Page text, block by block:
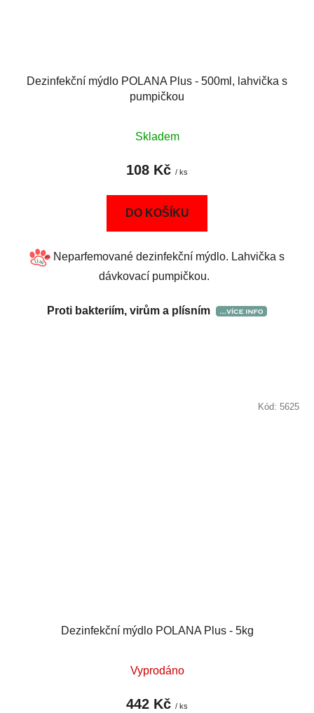
Dezinfekční mýdlo POLANA Plus - 500ml, lahvička s
pumpičkou
Skladem
108 Kč / ks
DO KOŠÍKU
Neparfemované dezinfekční mýdlo. Lahvička s
dávkovací pumpičkou.
Proti bakteriím, virům a plísním
Dezinfekční mýdlo POLANA Plus - 5kg
Vyprodáno
442 Kč / ks
Kód: 5625